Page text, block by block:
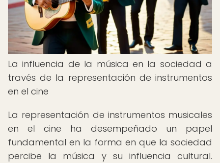
La influencia de la música en la sociedad a
través de la representación de instrumentos
en el cine
La representación de instrumentos musicales
en el cine ha desempeñado un papel
fundamental en la forma en que la sociedad
percibe la música y su influencia cultural.